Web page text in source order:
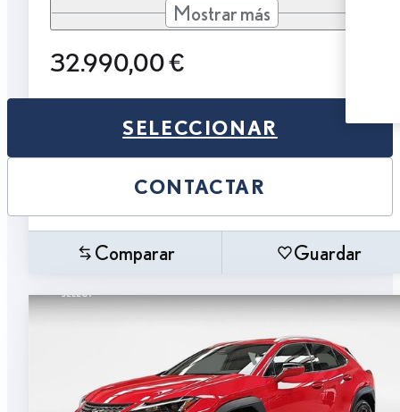
Mostrar más
32.990,00 €
SELECCIONAR
CONTACTAR
Comparar Guardar